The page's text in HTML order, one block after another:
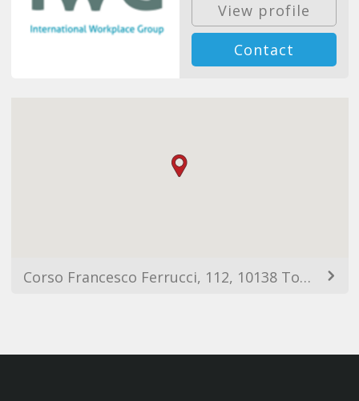
View profile
Contact
Corso Francesco Ferrucci, 112, 10138 Torino TO, Italy